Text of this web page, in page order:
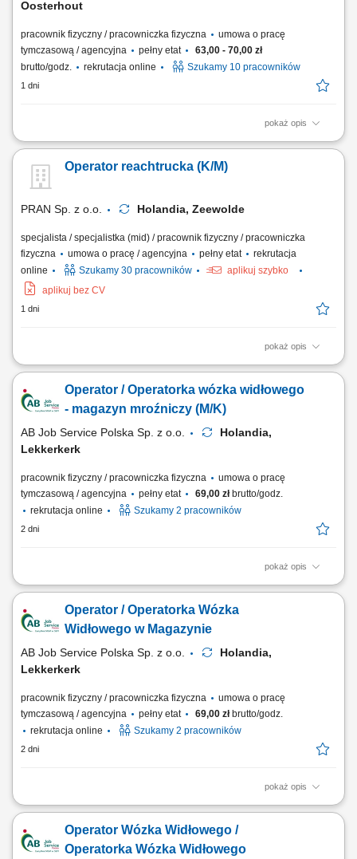
Oosterhout
pracownik fizyczny / pracowniczka fizyczna
umowa o pracę
tymczasową / agencyjna
pełny etat
63,00 - 70,00 zł
brutto/godz.
rekrutacja online Szukamy 10 pracowników
1 dni
pokaż opis
Jako operator/ operatorka wózka widłowego dołączysz do nowoczesnej
dystrybucji artykułów niespożywczych do sklepów Lidl w całej Europie
(m.in. sprzęt ogrodowy, narzędzia, grille, trampoliny, akcesoria
Operator reachtrucka (K/M)
PRAN Sp. z o.o. Holandia, Zeewolde
specjalista / specjalistka (mid) / pracownik fizyczny / pracowniczka
fizyczna
umowa o pracę / agencyjna pełny etat
rekrutacja
online
Szukamy 30 pracowników
aplikuj szybko
aplikuj bez CV
1 dni
pokaż opis
Zakres obowiązków obsługiwać wózek typu reachtruck; transportować
składowania; pobierać palety zgodnie z zapotrzebowaniem; dbać o
bezpieczeństwo i porządek na stanowisku pracy; współpracować z
Operator / Operatorka wózka widłowego
- magazyn mroźniczy (M/K)
AB Job Service Polska Sp. z o.o.
Holandia,
Lekkerkerk
pracownik fizyczny / pracowniczka fizyczna
umowa o pracę
tymczasową / agencyjna
pełny etat 69,00 złbrutto/godz.
rekrutacja online
Szukamy 2 pracowników
2 dni
pokaż opis
Firma działająca w obszarze magazynowania i logistyki.
zamówień oraz dystrybucją produktów do klientów. Magazyn jest
przystosowany do sprawnej obsługi procesów logistycznych i zapewnia
Operator / Operatorka Wózka
Widłowego w Magazynie
AB Job Service Polska Sp. z o.o.
Holandia,
Lekkerkerk
pracownik fizyczny / pracowniczka fizyczna
umowa o pracę
tymczasową / agencyjna
pełny etat 69,00 złbrutto/godz.
rekrutacja online
Szukamy 2 pracowników
2 dni
pokaż opis
Opis stanowiska transport produktów spożywczych przy użyciu wózków
załadunków oraz rozładunków samochodów ciężarowych, kompletacja
zamówień przygotowywanych do wysyłki, rozmieszczanie towarów
Operator Wózka Widłowego /
Operatorka Wózka Widłowego